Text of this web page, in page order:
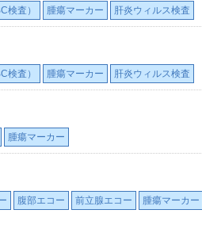
検査） 腫瘍マーカー 肝炎ウィルス検査
検査） 腫瘍マーカー 肝炎ウィルス検査
腫瘍マーカー
腹部エコー 前立腺エコー
腫瘍マーカー